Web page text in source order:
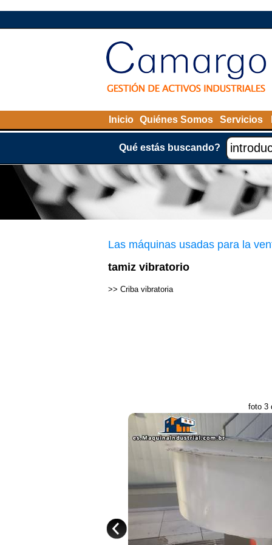
Inicio Quiénes Somos Servicios
Qué estás buscando?
Las máquinas usadas para la
tamiz vibratorio
>> Criba vibratoria
foto 3